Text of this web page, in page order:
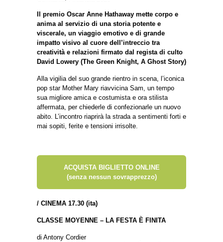
Il premio Oscar Anne Hathaway mette corpo e
anima al servizio di una storia potente e
viscerale, un viaggio emotivo e di grande
impatto visivo al cuore dell’intreccio tra
creatività e relazioni firmato dal regista di culto
David Lowery (The Green Knight, A Ghost Story)
Alla vigilia del suo grande rientro in scena, l’iconica
pop star Mother Mary riavvicina Sam, un tempo
sua migliore amica e costumista e ora stilista
affermata, per chiederle di confezionarle un nuovo
abito. L’incontro riaprirà la strada a sentimenti forti e
mai sopiti, ferite e tensioni irrisolte.
ACQUISTA BIGLIETTO ONLINE
(senza nessun sovrapprezzo)
/ CINEMA 17.30 (ita)
CLASSE MOYENNE – LA FESTA È FINITA
di Antony Cordier